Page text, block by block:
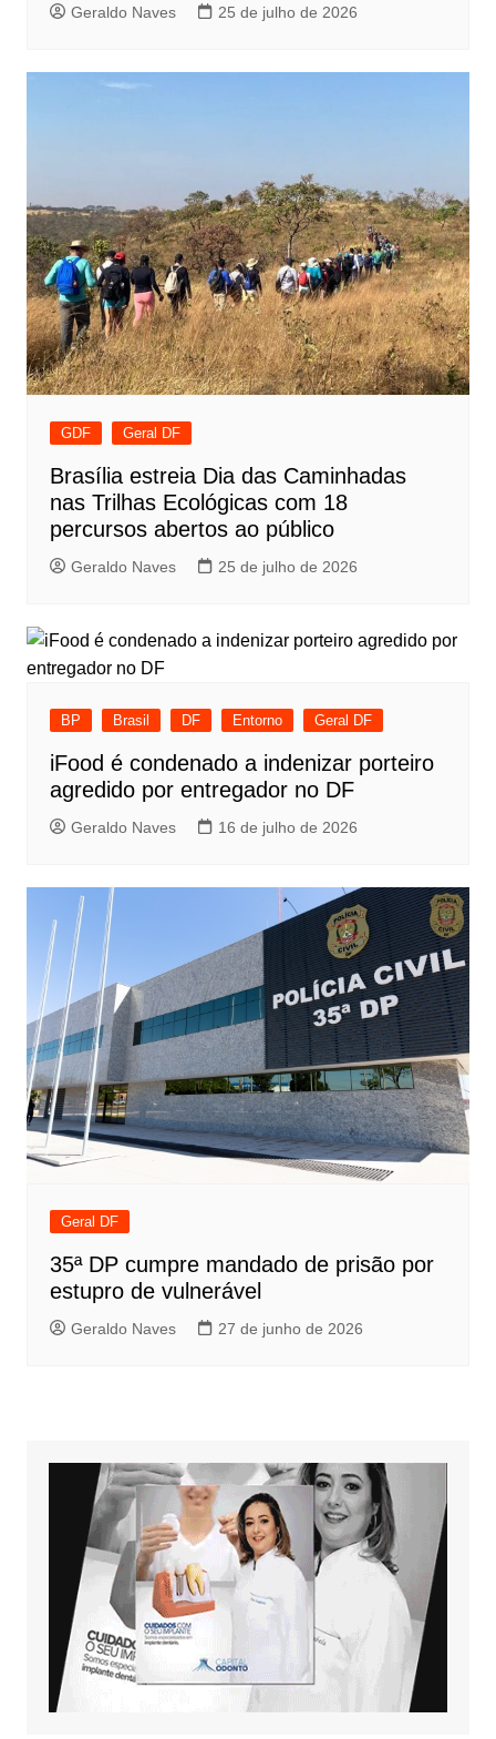
Geraldo Naves 25 de julho de 2026
GDF Geral DF
Brasília estreia Dia das Caminhadas
nas Trilhas Ecológicas com 18
percursos abertos ao público
Geraldo Naves 25 de julho de 2026
BP Brasil DF Entorno Geral DF
iFood é condenado a indenizar porteiro
agredido por entregador no DF
Geraldo Naves 16 de julho de 2026
Geral DF
35ª DP cumpre mandado de prisão por
estupro de vulnerável
Geraldo Naves 27 de junho de 2026